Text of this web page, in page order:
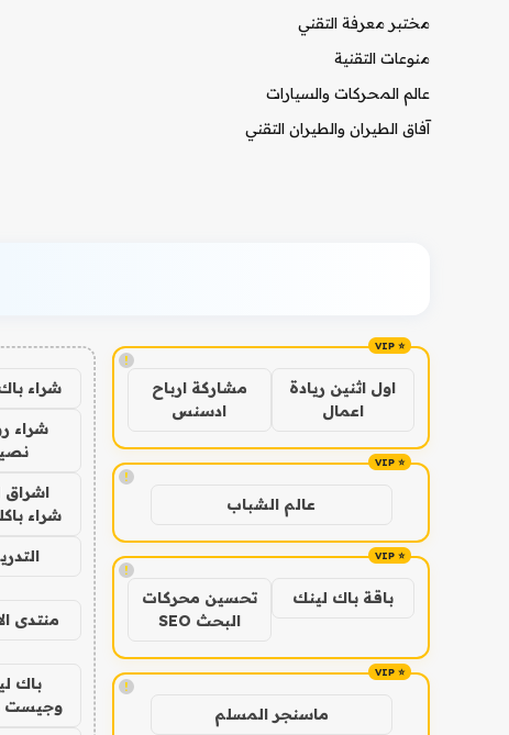
مختبر معرفة التقني
منوعات التقنية
عالم المحركات والسيارات
آفاق الطيران والطيران التقني
!
اول اثنين ريادة
اعمال
مشاركة ارباح
ادسنس
!
عالم الشباب
!
باقة باك لينك
تحسين محركات
البحث SEO
!
ماسنجر المسلم
شراء
شراء
اشراق
شراء
منتدى
باك
وجيست